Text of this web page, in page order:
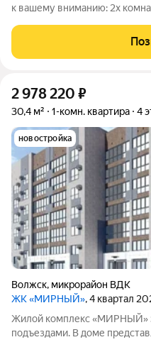
к вашему вниманию: 2х
площадь - 52 кв. м. В
Лоджия застеклена, частично
2 978 220 ₽
30,4 м² 1-комн. квартира 4
новостройка
Волжск, микрорайон ВДК
ЖК «МИРНЫЙ», 4 квартал
Жилой комплекс «МИРНЫЙ» это кирпичный дом с двумя
подъездами. В доме